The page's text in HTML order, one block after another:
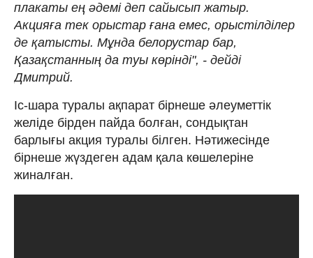
плакаты ең әдемі деп сайысып жатыр.
Акцияға тек орыстар ғана емес, орыстілділер
де қатысты. Мұнда белорустар бар,
Қазақстанның да туы көрінді", - дейді
Дмитрий.
Іс-шара туралы ақпарат бірнеше әлеуметтік
желіде бірден пайда болған, сондықтан
барлығы акция туралы білген. Нәтижесінде
бірнеше жүздеген адам қала көшелеріне
жиналған.